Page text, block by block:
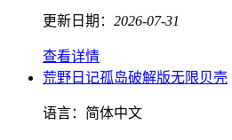
更新日期： 2026-07-31
查看详情
荒野日记孤岛破解版无限贝壳
语言： 简体中文